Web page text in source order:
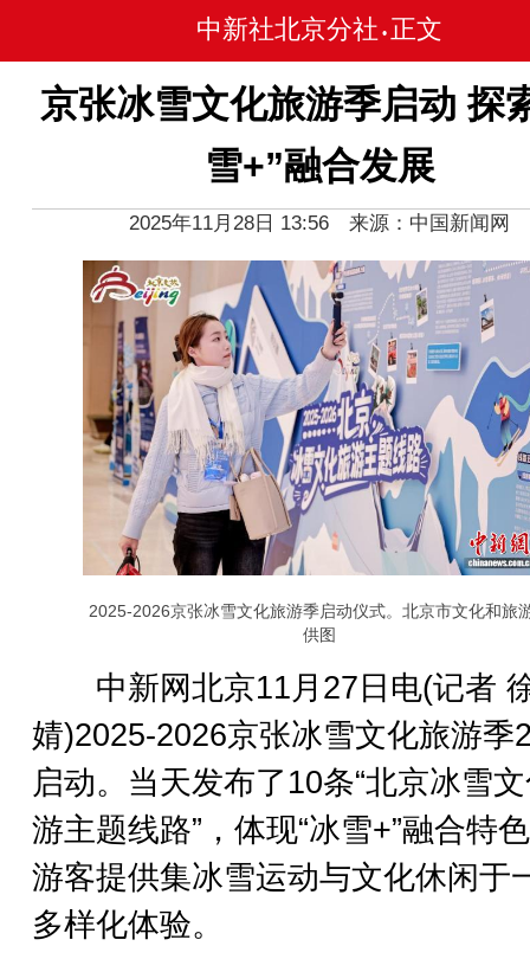
中新社北京分社 • 正文
京张冰雪文化旅游季启动 探
雪+”融合发展
2025年11月28日 13:56 来源：中国新闻网
2025-2026京张冰雪文化旅游季启动仪式。北京市文化和旅
供图
中新网北京11月27日电(记者
婧)2025-2026京张冰雪文化旅游季
启动。当天发布了10条“北京冰雪
游主题线路”，体现“冰雪+”融合特
游客提供集冰雪运动与文化休闲于
多样化体验。